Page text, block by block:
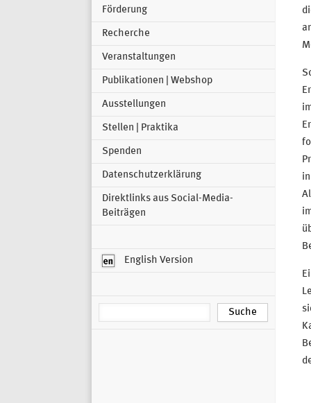
Förderung
Recherche
Veranstaltungen
Publikationen | Webshop
Ausstellungen
Stellen | Praktika
Spenden
Datenschutzerklärung
Direktlinks aus Social-Media-
Beiträgen
English Version